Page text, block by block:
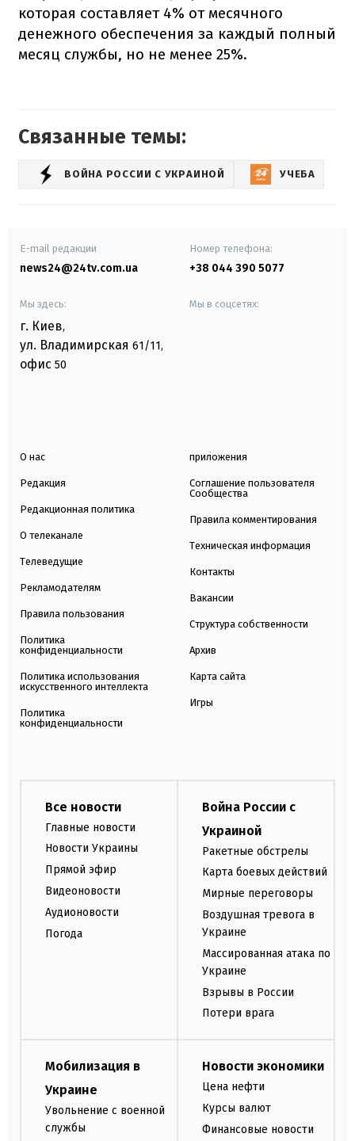
которая составляет 4% от месячного
денежного обеспечения за каждый полный
месяц службы, но не менее 25%.
Связанные темы:
ВОЙНА РОССИИ С УКРАИНОЙ УЧЕБА
E-mail редакции
news24@24tv.com.ua
Номер телефона:
+38 044 390 5077
Мы здесь:
г. Киев,
ул. Владимирская 61/11,
офис 50
Мы в соцсетях:
О нас
Редакция
Редакционная политика
О телеканале
Телеведущие
Рекламодателям
Правила пользования
Политика
конфиденциальности
Политика использования
искусственного интеллекта
Политика
конфиденциальности
приложения
Соглашение пользователя
Сообщества
Правила комментирования
Техническая информация
Контакты
Вакансии
Структура собственности
Архив
Карта сайта
Игры
Все новости
Главные новости
Новости Украины
Прямой эфир
Видеоновости
Аудионовости
Погода
Война России с
Украиной
Ракетные обстрелы
Карта боевых действий
Мирные переговоры
Воздушная тревога в
Украине
Массированная атака по
Украине
Взрывы в России
Потери врага
Мобилизация в
Украине
Увольнение с военной
службы
Новости экономики
Цена нефти
Курсы валют
Финансовые новости